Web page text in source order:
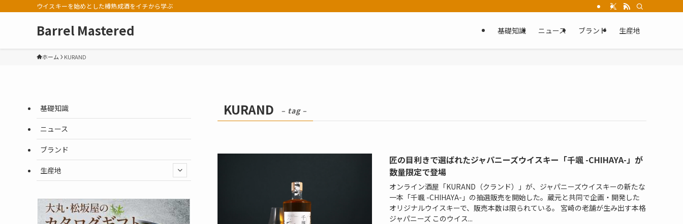
ウイスキーを始めとした樽熟成酒をイチから学ぶ
Barrel Mastered 基礎知識 ニュース ブランド 生産地
ホーム KURAND
KURAND – tag –
匠の目利きで選ばれたジャパニーズウイスキー「千颯 -CHIHAYA-」が
数量限定で登場
オンライン酒屋「KURAND（クランド）」が、ジャパニーズウイスキーの新たな
一本「千颯 -CHIHAYA-」の抽選販売を開始した。蔵元と共同で企画・開発した
オリジナルウイスキーで、販売本数は限られている。 宮崎の老舗が生み出す本格
ジャパニーズ このウイス...
基礎知識
ニュース
ブランド
生産地